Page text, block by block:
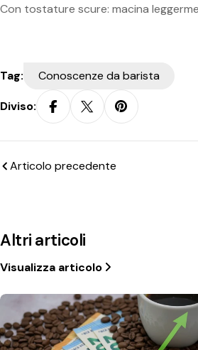
Con tostature scure: macina
Tag: Conoscenze da barista
Diviso:
Articolo precedente
Altri articoli
Visualizza articolo